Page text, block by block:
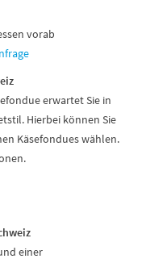
vorab
erwartet Sie in
Hierbei können Sie
Käsefondues wählen.
einer